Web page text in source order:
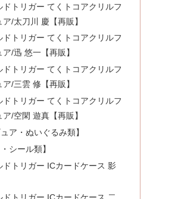
ドトリガー てくトコアクリルフ
ア/太刀川 慶【再販】
ドトリガー てくトコアクリルフ
ア/迅 悠一【再販】
ドトリガー てくトコアクリルフ
ア/三雲 修【再販】
ドトリガー てくトコアクリルフ
ア/空閑 遊真【再販】
ュア・ぬいぐるみ類】
シール類】
ドトリガー ICカードケース 影
ドトリガー ICカードケース 二